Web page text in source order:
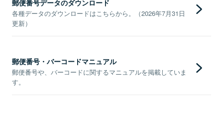
郵便番号データのダウンロード
各種データのダウンロードはこちらから。（2026年7月31日
更新）
郵便番号・バーコードマニュアル
郵便番号や、バーコードに関するマニュアルを掲載していま
す。